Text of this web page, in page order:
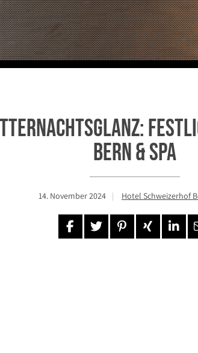
Bern & Spa
14. November 2024 Hotel Schweizerhof